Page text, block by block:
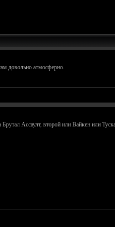
довольно атмосферно.
Ассаулт, второй или Вайкен или